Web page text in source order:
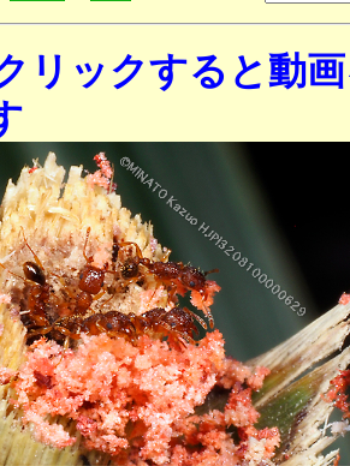
リックすると動